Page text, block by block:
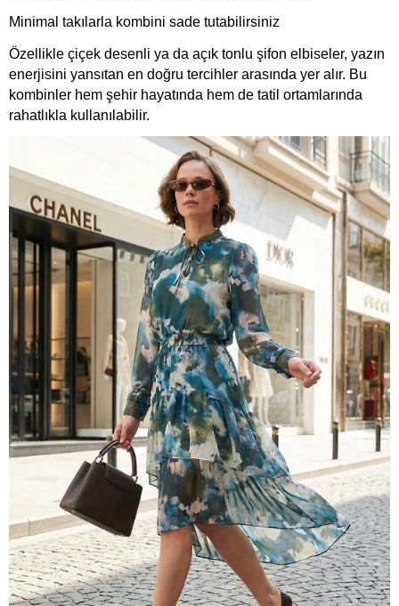
Minimal takılarla kombini sade tutabilirsiniz
Özellikle çiçek desenli ya da açık tonlu şifon elbiseler, yazın
enerjisini yansıtan en doğru tercihler arasında yer alır. Bu
kombinler hem şehir hayatında hem de tatil ortamlarında
rahatlıkla kullanılabilir.